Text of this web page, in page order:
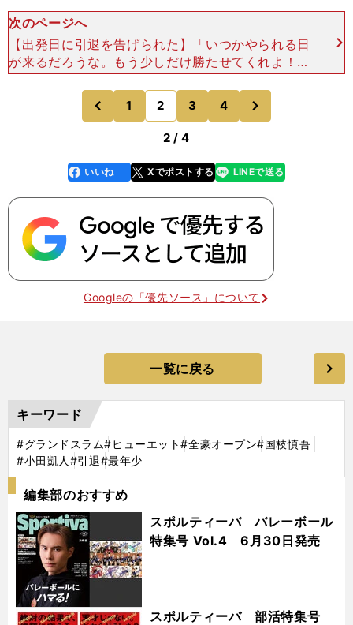
次のページへ
【出発日に引退を告げられた】「いつかやられる日
が来るだろうな。もう少しだけ勝たせてくれよ！」
試合後のコートで、国枝がマイクを手に小田に言
う。「国枝選手、ありがとうございました」 そう
応じる小
前
のページへ
1 2 3 4
のページへ
2 / 4
faceboo
k
いいね Xでポストする
line LINEで送る
Googleの「優先ソース」について
一覧に戻る
キーワード
#グランドスラム#ヒューエット#全豪オープン#国枝慎吾
#小田凱人 #引退#最年少
編集部のおすすめ
スポルティーバ バレーボール
特集号 Vol.4 6月30日発売
スポルティーバ 部活特集号